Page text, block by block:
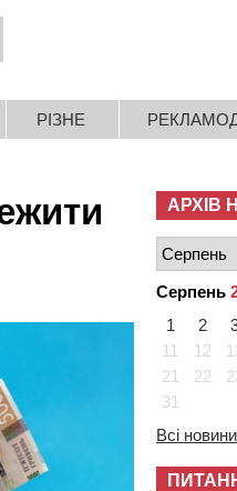
РІЗНЕ
АРХІВ
Серпень
1
2
11
12
21
22
31
Всі